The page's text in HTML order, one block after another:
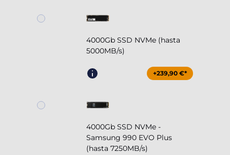
4000Gb SSD NVMe (hasta
5000MB/s)
+239,90 €*
4000Gb SSD NVMe -
Samsung 990 EVO Plus
(hasta 7250MB/s)